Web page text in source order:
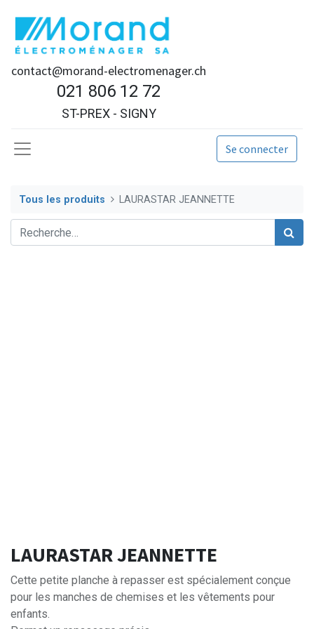
contact@morand-electromenager.ch
021 806 12 72
ST-PREX - SIGNY
Se connecter
Tous les produits LAURASTAR JEANNETTE
LAURASTAR JEANNETTE
Cette petite planche à repasser est spécialement conçue
pour les manches de chemises et les vêtements pour
enfants.